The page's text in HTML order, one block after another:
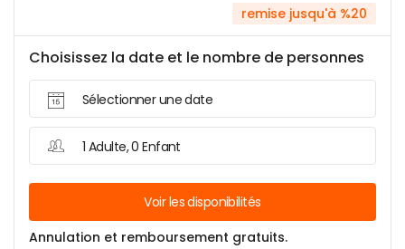
remise jusqu'à %20
Choisissez la date et le nombre de personnes
Sélectionner une date
1 Adulte, 0 Enfant
Voir les disponibilités
Annulation et remboursement gratuits.